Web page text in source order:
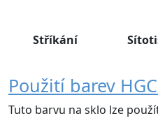
Stříkání
Použití barev
Tuto barvu na sklo lze